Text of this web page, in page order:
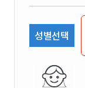
성별선택